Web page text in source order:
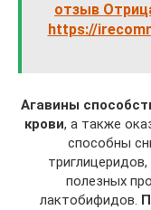
отзыв
https://
Агавины
крови, а также
способны
полезных
лактобифидов.